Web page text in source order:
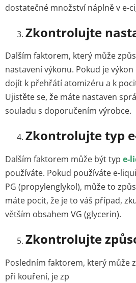
dostatečné množství náplně v e-
Zkontrolujte
Dalším faktorem, který může
nastavení výkonu. Pokud je
dojít k přehřátí atomizéru a k
Ujistěte se, že máte nastaven
souladu s doporučením výrobce.
Zkontrolujte typ
Dalším faktorem může být typ e-
používáte. Pokud používáte e-
PG (propylenglykol), může to
máte pocit, že je to váš případ,
větším obsahem VG (glycerin).
Zkontrolujte
Posledním faktorem, který může
při kouření, je zp